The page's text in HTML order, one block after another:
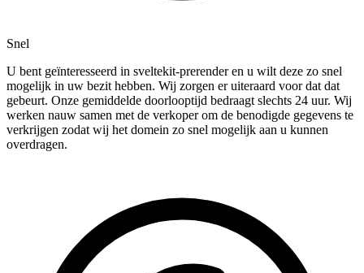
Snel
U bent geïnteresseerd in sveltekit-prerender en u wilt deze zo snel
mogelijk in uw bezit hebben. Wij zorgen er uiteraard voor dat dat
gebeurt. Onze gemiddelde doorlooptijd bedraagt slechts 24 uur. Wij
werken nauw samen met de verkoper om de benodigde gegevens te
verkrijgen zodat wij het domein zo snel mogelijk aan u kunnen
overdragen.